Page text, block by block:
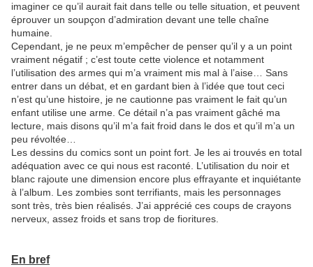
imaginer ce qu’il aurait fait dans telle ou telle situation, et peuvent
éprouver un soupçon d’admiration devant une telle chaîne
humaine.
Cependant, je ne peux m’empêcher de penser qu’il y a un point
vraiment négatif ; c’est toute cette violence et notamment
l’utilisation des armes qui m’a vraiment mis mal à l’aise… Sans
entrer dans un débat, et en gardant bien à l’idée que tout ceci
n’est qu’une histoire, je ne cautionne pas vraiment le fait qu’un
enfant utilise une arme. Ce détail n’a pas vraiment gâché ma
lecture, mais disons qu’il m’a fait froid dans le dos et qu’il m’a un
peu révoltée…
Les dessins du comics sont un point fort. Je les ai trouvés en total
adéquation avec ce qui nous est raconté. L’utilisation du noir et
blanc rajoute une dimension encore plus effrayante et inquiétante
à l’album. Les zombies sont terrifiants, mais les personnages
sont très, très bien réalisés. J’ai apprécié ces coups de crayons
nerveux, assez froids et sans trop de fioritures.
En bref